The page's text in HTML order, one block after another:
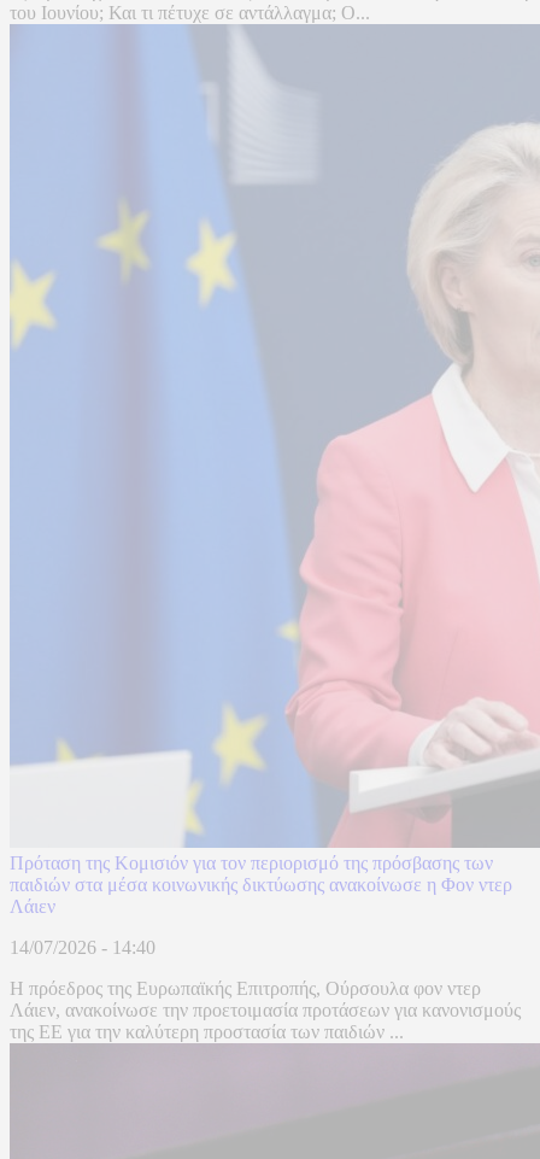
του Ιουνίου; Και τι πέτυχε σε αντάλλαγμα; Ο...
Πρόταση της Κομισιόν για τον περιορισμό της πρόσβασης των
παιδιών στα μέσα κοινωνικής δικτύωσης ανακοίνωσε η Φον ντερ
Λάιεν
14/07/2026 - 14:40
Η πρόεδρος της Ευρωπαϊκής Επιτροπής, Ούρσουλα φον ντερ
Λάιεν, ανακοίνωσε την προετοιμασία προτάσεων για κανονισμούς
της ΕΕ για την καλύτερη προστασία των παιδιών ...